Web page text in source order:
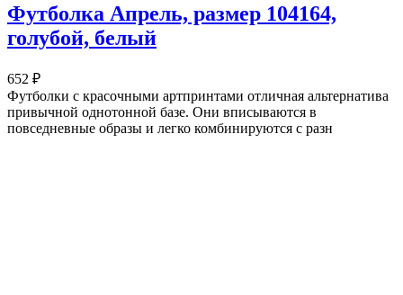
Футболка Апрель, размер 104164,
голубой, белый
652 ₽
Футболки с красочными артпринтами отличная альтернатива
привычной однотонной базе. Они вписываются в
повседневные образы и легко комбинируются с разн